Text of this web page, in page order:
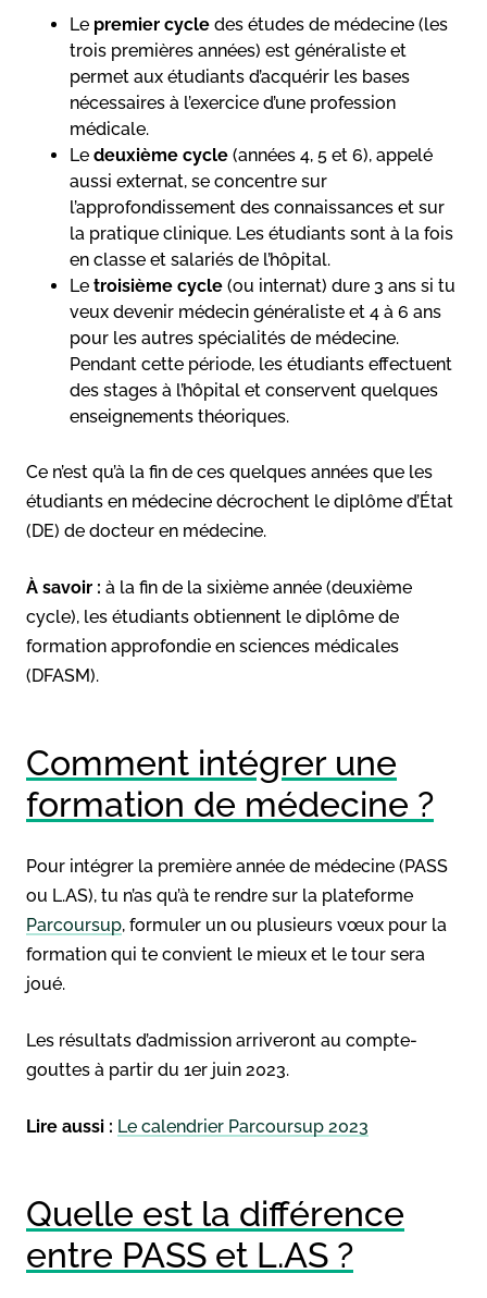
Le premier cycle des études de médecine (les
trois premières années) est généraliste et
permet aux étudiants d’acquérir les bases
nécessaires à l’exercice d’une profession
médicale.
Le deuxième cycle (années 4, 5 et 6), appelé
aussi externat, se concentre sur
l’approfondissement des connaissances et sur
la pratique clinique. Les étudiants sont à la fois
en classe et salariés de l’hôpital.
Le troisième cycle (ou internat) dure 3 ans si tu
veux devenir médecin généraliste et 4 à 6 ans
pour les autres spécialités de médecine.
Pendant cette période, les étudiants effectuent
des stages à l’hôpital et conservent quelques
enseignements théoriques.
Ce n’est qu’à la fin de ces quelques années que les
étudiants en médecine décrochent le diplôme d’État
(DE) de docteur en médecine.
À savoir : à la fin de la sixième année (deuxième
cycle), les étudiants obtiennent le diplôme de
formation approfondie en sciences médicales
(DFASM).
Comment intégrer une
formation de médecine ?
Pour intégrer la première année de médecine (PASS
ou L.AS), tu n’as qu’à te rendre sur la plateforme
Parcoursup, formuler un ou plusieurs vœux pour la
formation qui te convient le mieux et le tour sera
joué.
Les résultats d’admission arriveront au compte-
gouttes à partir du 1er juin 2023.
Lire aussi : Le calendrier Parcoursup 2023
Quelle est la différence
entre PASS et L.AS ?